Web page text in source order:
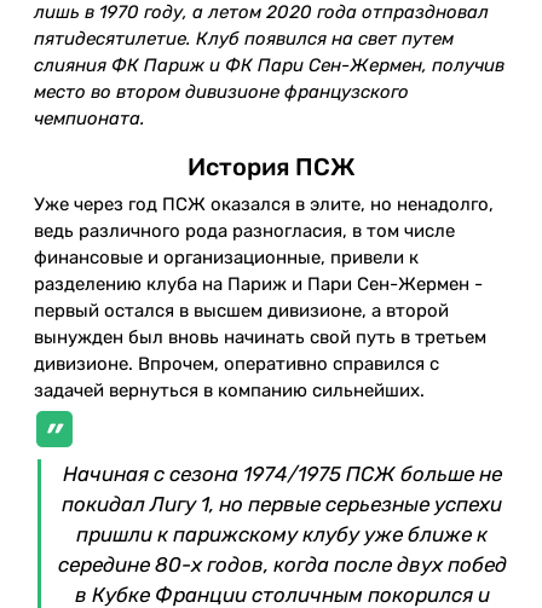
лишь в 1970 году, а летом 2020 года отпраздновал
пятидесятилетие. Клуб появился на свет путем
слияния ФК Париж и ФК Пари Сен-Жермен, получив
место во втором дивизионе французского
чемпионата.
История ПСЖ
Уже через год ПСЖ оказался в элите, но ненадолго,
ведь различного рода разногласия, в том числе
финансовые и организационные, привели к
разделению клуба на Париж и Пари Сен-Жермен -
первый остался в высшем дивизионе, а второй
вынужден был вновь начинать свой путь в третьем
дивизионе. Впрочем, оперативно справился с
задачей вернуться в компанию сильнейших.
Начиная с сезона 1974/1975 ПСЖ больше не
покидал Лигу 1, но первые серьезные успехи
пришли к парижскому клубу уже ближе к
середине 80-х годов, когда после двух побед
в Кубке Франции столичным покорился и